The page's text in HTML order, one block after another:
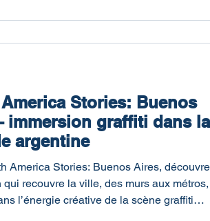
Derrière ce projet
Stories: Buenos
immersion graffiti dans la
argentine
America Stories: Buenos Aires,
qui recouvre la ville, des murs aux
l’énergie créative de la scène graffiti